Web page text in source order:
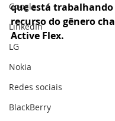
Google
LinkedIn
LG
Nokia
Redes sociais
BlackBerry
que está
recurso do gênero
Active Flex.